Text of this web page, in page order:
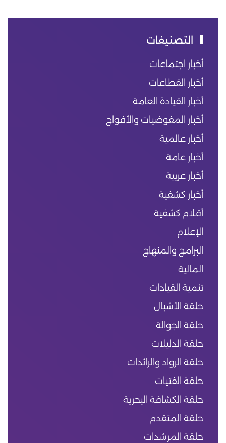
التصنيفات
أخبار اجتماعات
أخبار القطاعات
أخبار القيادة العامة
أخبار المفوضيات والأفواج
أخبار عالمية
أخبار عامة
أخبار عربية
أخبار كشفية
أقلام كشفية
الإعلام
البرامج والمنهاج
المالية
تنمية القيادات
حلقة الأشبال
حلقة الجوالة
حلقة الدليلات
حلقة الرواد والرائدات
حلقة الفتيات
حلقة الكشافة البحرية
حلقة المتقدم
حلقة المرشدات